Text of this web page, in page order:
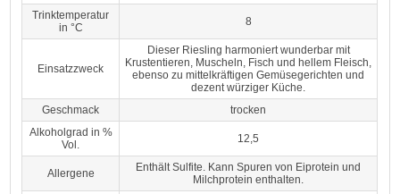
Trinktemperatur
in °C
8
Einsatzzweck
Dieser Riesling harmoniert wunderbar mit
Krustentieren, Muscheln, Fisch und hellem Fleisch,
ebenso zu mittelkräftigen Gemüsegerichten und
dezent würziger Küche.
Geschmack
trocken
Alkoholgrad in %
Vol.
12,5
Allergene
Enthält Sulfite. Kann Spuren von Eiprotein und
Milchprotein enthalten.